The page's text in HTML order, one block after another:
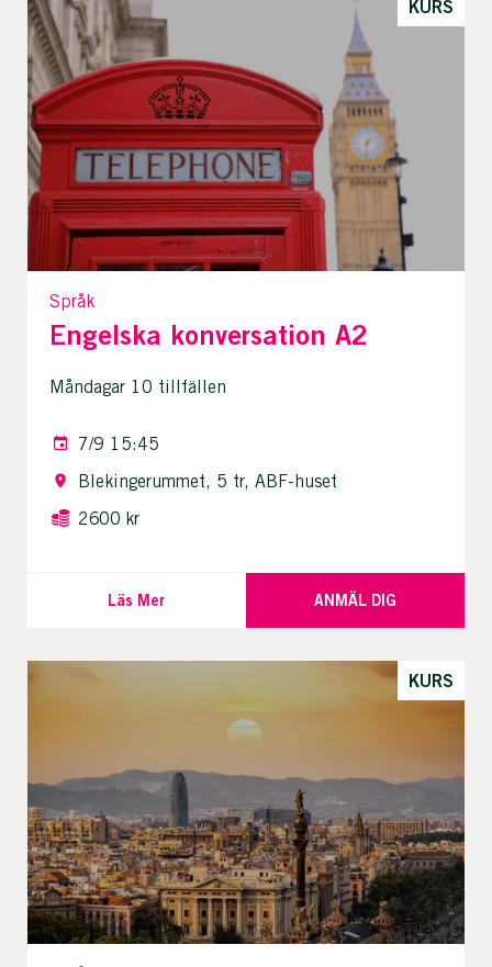
KURS
Språk
Engelska konversation A2
Måndagar 10 tillfällen
7/9 15:45
Blekingerummet, 5 tr, ABF-huset
2600 kr
Läs Mer ANMÄL DIG
KURS